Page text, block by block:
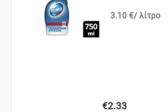
3.10 €/ λίτρο
€2.33